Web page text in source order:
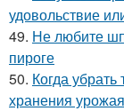
удовольствие
49. Не любите
пироге
50. Когда
хранения урожая